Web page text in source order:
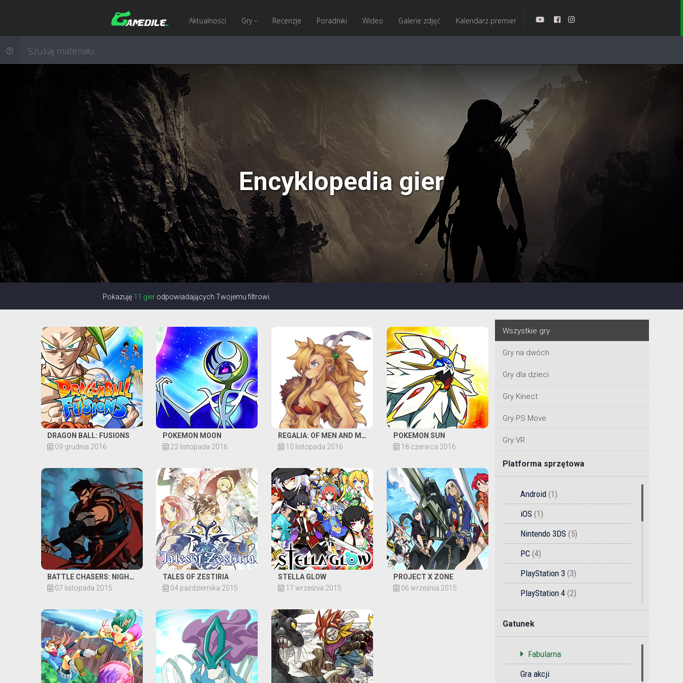
Aktualności Gry Recenzje Poradniki Wideo Galerie zdjęć Kalendarz premier
Encyklopedia gier
Pokazuję 11 gierodpowiadających Twojemu filtrowi.
DRAGON BALL: FUSIONS
09 grudnia 2016
POKEMON MOON
22 listopada 2016
REGALIA: OF MEN AND MONARCHS
10 listopada 2016
POKEMON SUN
18 czerwca 2016
BATTLE CHASERS: NIGHTWAR
07 listopada 2015
TALES OF ZESTIRIA
04 października 2015
STELLA GLOW
17 września 2015
PROJECT X ZONE
06 września 2015
Wszystkie gry
Gry na dwóch
Gry dla dzieci
Gry Kinect
Gry PS Move
Gry VR
Platforma sprzętowa
Android(1)
iOS(1)
Nintendo 3DS(5)
PC(4)
PlayStation 3(3)
PlayStation 4(2)
Xbox One(1)
Gameboy
Gatunek
Fabularna
Gra akcji